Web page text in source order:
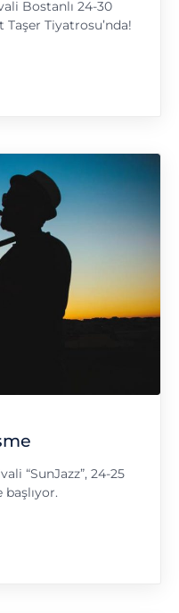
Bostanlı 24-30
Taşer Tiyatrosu’nda!
“SunJazz”, 24-25
başlıyor.